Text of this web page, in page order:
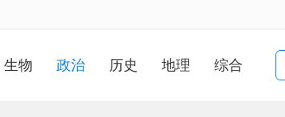
生物 政治 历史 地理 综合